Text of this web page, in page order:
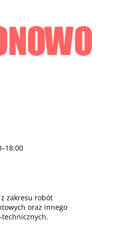
zakresu robót
oraz innego